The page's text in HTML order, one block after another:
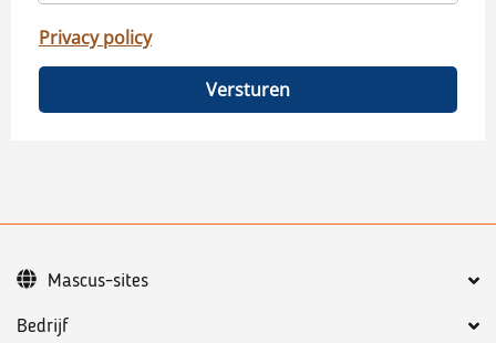
Privacy policy
Versturen
Bedrijf
Mascus-sites